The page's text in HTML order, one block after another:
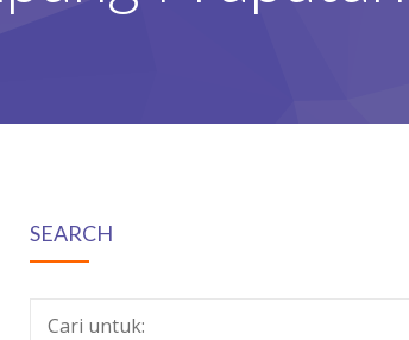
SEARCH
Cari untuk: